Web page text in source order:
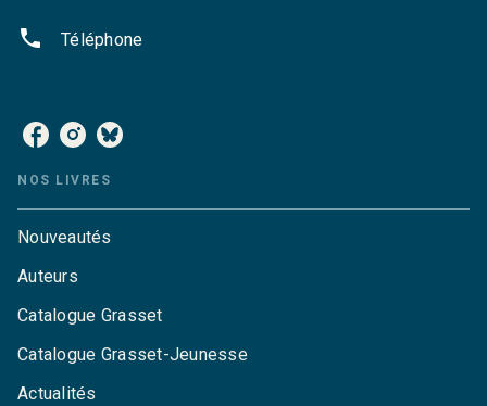
phone Téléphone
NOS LIVRES
Nouveautés
Auteurs
Catalogue Grasset
Catalogue Grasset-Jeunesse
Actualités